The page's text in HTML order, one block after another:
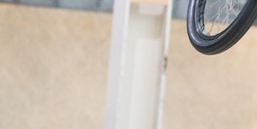
Kunstwielrijden